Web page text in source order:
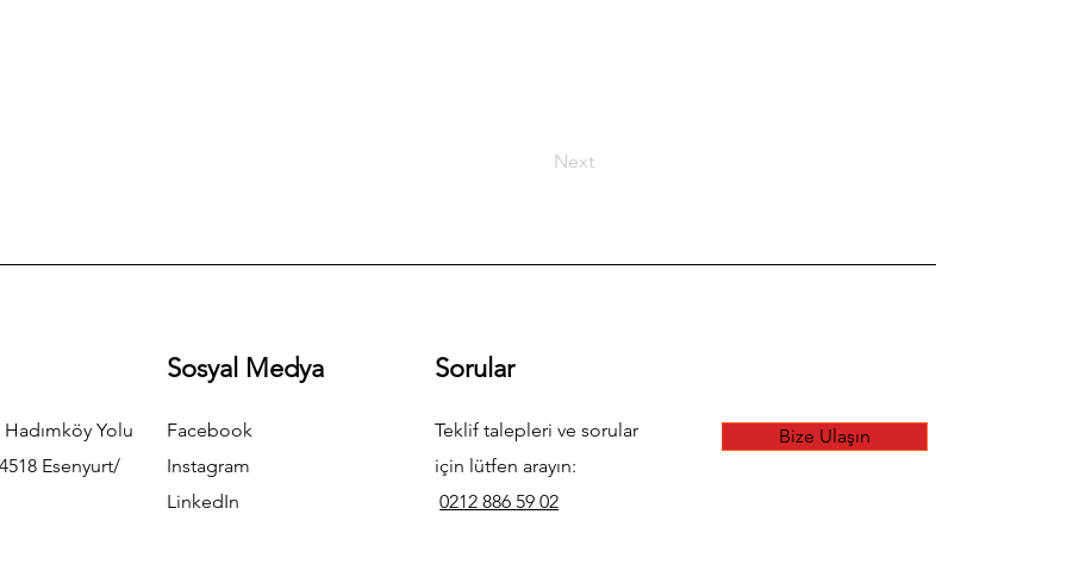
Next
Yolu
Esenyurt/
Sosyal Medya
Facebook
Instagram
LinkedIn
Sorular
Teklif talepleri ve sorular
için lütfen arayın:
0212 886 59 02
Bize Ulaşın